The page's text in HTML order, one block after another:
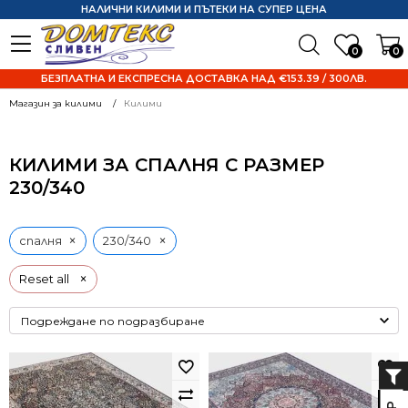
0 0
НАЛИЧНИ КИЛИМИ И ПЪТЕКИ НА СУПЕР ЦЕНА
БЕЗПЛАТНА И ЕКСПРЕСНА ДОСТАВКА НАД €153.39 / 300ЛВ.
Магазин за килими Килими
КИЛИМИ ЗА СПАЛНЯ С РАЗМЕР
230/340
Reset all ×
спалня × 230/340 ×